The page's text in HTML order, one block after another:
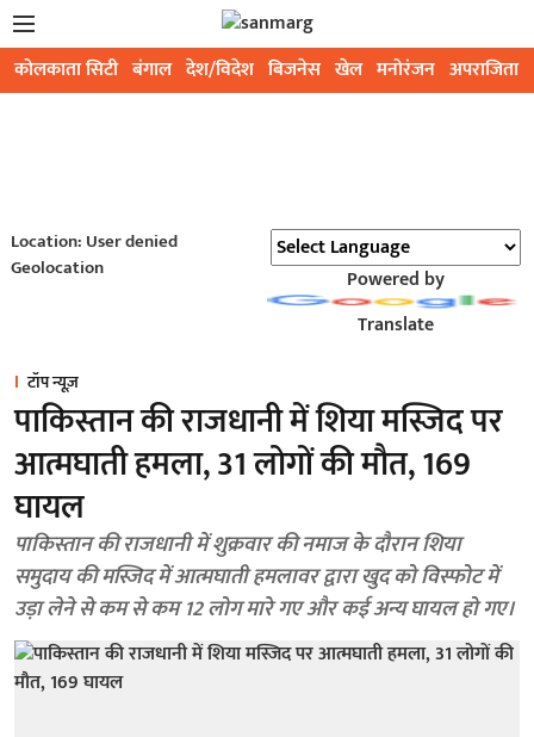
कोलकाता सिटी बंगाल देश/विदेश बिजनेस खेल मनोरंजन अपराजिता
Location: User denied
Geolocation
Powered by
Translate
टॉप न्यूज़
पाकिस्तान की राजधानी में शिया मस्जिद पर
आत्मघाती हमला, 31 लोगों की मौत, 169
घायल
पाकिस्तान की राजधानी में शुक्रवार की नमाज के दौरान शिया
समुदाय की मस्जिद में आत्मघाती हमलावर द्वारा खुद को विस्फोट में
उड़ा लेने से कम से कम 12 लोग मारे गए और कई अन्य घायल हो गए।